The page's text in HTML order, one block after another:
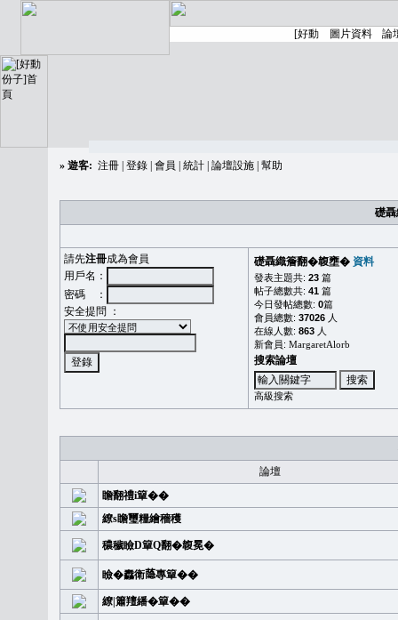
» 遊客: 注冊 登錄 會員 統計 論壇設施 幫助
礎
請先注冊成為會員
用戶名：
密碼 ：
安全提問 ：
礎聶織簷翻�䪖壅� 資料
發表主題共: 23 篇
帖子總數共: 41 篇
今日發帖總數: 0篇
會員總數: 37026 人
在線人數: 863 人
新會員: MargaretAlorb
搜索論壇
高級搜索
論壇
瞻翻禮i簞��
繚s瞻璽糧繪穡穫
穠穢瞼D簞Q翻�䪖冕�
瞼�䆐衛𦻕專簞��
繚|簫羶繙�簞��